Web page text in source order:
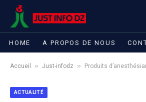
HOME A PROPOS DE NOUS
Accueil » Just-infodz » Produits d’anesthésiants
ACTUALITÉ